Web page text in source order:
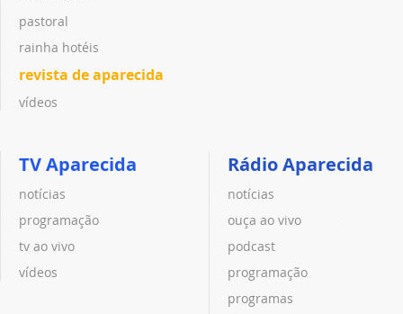
pastoral
rainha hotéis
revista de aparecida
vídeos
TV Aparecida
notícias
programação
tv ao vivo
vídeos
Rádio Aparecida
notícias
ouça ao vivo
podcast
programação
programas